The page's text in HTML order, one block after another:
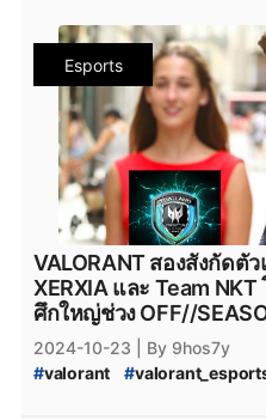
VALORANT_Split_3
fullsense_valorant #
FULLSENSE #
FULL_SENSE_PTC #
# foxz_valorant #foxz #
#ptc # PTC #MiTH #mith
#mith.valorant #xerxia #
#Team-NKT #
#team_nkt valorant_nkt
#Predator_League #
Esports
VALORANT สองสังกัดตั
XERXIA และ Team
ศึกใหญ่ช่วง OFF//
League 2025 Thailand
2024-10-23
| By 9hos7y
#valorant #